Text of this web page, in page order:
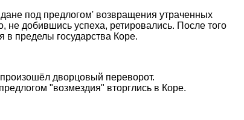
под предлогом' возвращения утраченных
добившись успеха, ретировались. После того
в пределы государства Коре.
дворцовый переворот.
"возмездия" вторглись в Коре.